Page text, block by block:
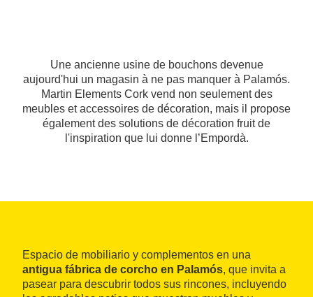
Une ancienne usine de bouchons devenue
aujourd'hui un magasin à ne pas manquer à Palamós.
Martin Elements Cork vend non seulement des
meubles et accessoires de décoration, mais il propose
également des solutions de décoration fruit de
l'inspiration que lui donne l’Empordà.
Espacio de mobiliario y complementos en una
antigua fábrica de corcho en Palamós, que invita a
pasear para descubrir todos sus rincones, incluyendo